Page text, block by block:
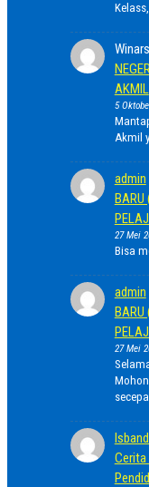
AKMIL
5
Akmil
admin
BARU
27 Mei
Bisa
admin
BARU
27 Mei
Cerita